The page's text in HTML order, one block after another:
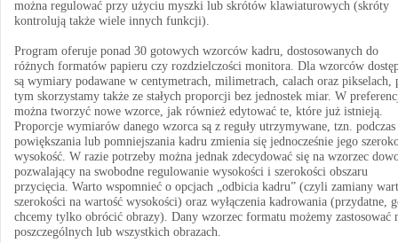
można regulować przy użyciu myszki lub skrótów klawiaturowych (skróty
kontrolują także wiele innych funkcji).
Program oferuje ponad 30 gotowych wzorców kadru, dostosowanych do
różnych formatów papieru czy rozdzielczości monitora. Dla wzorców
są wymiary podawane w centymetrach, milimetrach, calach oraz pikselach,
tym skorzystamy także ze stałych proporcji bez jednostek miar. W
można tworzyć nowe wzorce, jak również edytować te, które już istnieją.
Proporcje wymiarów danego wzorca są z reguły utrzymywane, tzn. podczas
powiększania lub pomniejszania kadru zmienia się jednocześnie jego
wysokość. W razie potrzeby można jednak zdecydować się na wzorzec
pozwalający na swobodne regulowanie wysokości i szerokości obszaru
przycięcia. Warto wspomnieć o opcjach „odbicia kadru” (czyli zamiany
szerokości na wartość wysokości) oraz wyłączenia kadrowania (przydatne,
chcemy tylko obrócić obrazy). Dany wzorzec formatu możemy zastosować
poszczególnych lub wszystkich obrazach.